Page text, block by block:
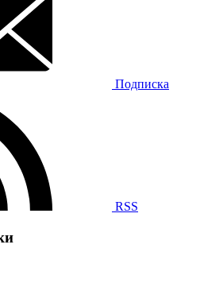
Подписка
RSS